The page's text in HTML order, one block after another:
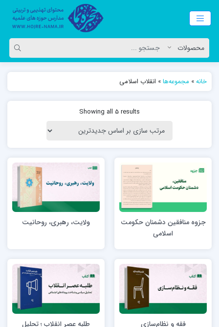
خانه» مجموعه‌ها» انقلاب اسلامی
Showing all 5 results
جزوه منافقین دشمنان حکومت
اسلامی
ولایت، رهبری، روحانیت
فقه و نظام‌سازی
طلبه عصر انقلاب ؛ تحلیل